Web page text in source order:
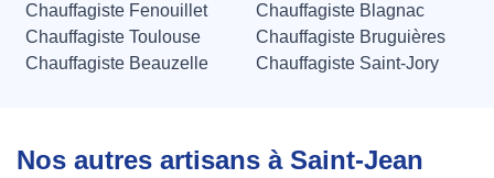
Chauffagiste Fenouillet
Chauffagiste Blagnac
Chauffagiste Toulouse
Chauffagiste Bruguières
Chauffagiste Beauzelle
Chauffagiste Saint-Jory
Nos autres artisans à Saint-Jean